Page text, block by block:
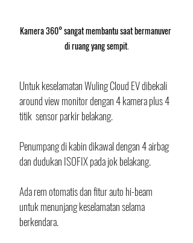
Kamera 360° sangat membantu saat bermanuver
di ruang yang sempit.
Untuk keselamatan Wuling Cloud EV dibekali
around view monitor dengan 4 kamera plus 4
titik  sensor parkir belakang.
Penumpang di kabin dikawal dengan 4 airbag
dan dudukan ISOFIX pada jok belakang.
Ada rem otomatis dan fitur auto hi-beam
untuk menunjang keselamatan selama
berkendara.